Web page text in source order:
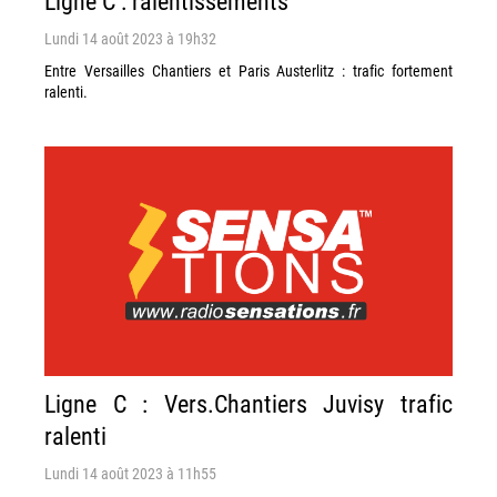
Lundi 14 août 2023 à 19h32
Entre Versailles Chantiers et Paris Austerlitz : trafic fortement
ralenti.
Ligne C : Vers.Chantiers Juvisy trafic
ralenti
Lundi 14 août 2023 à 11h55